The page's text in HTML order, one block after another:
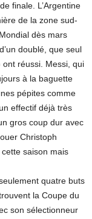
finale. L’Argentine
de la zone sud-
dès mars
doublé, que seul
ont réussi. Messi, qui
à la baguette
pépites comme
effectif déjà très
gros coup dur avec
Christoph
saison mais
quatre buts
la Coupe du
son sélectionneur